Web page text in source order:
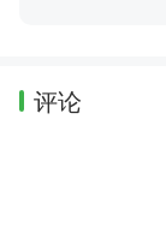
评论